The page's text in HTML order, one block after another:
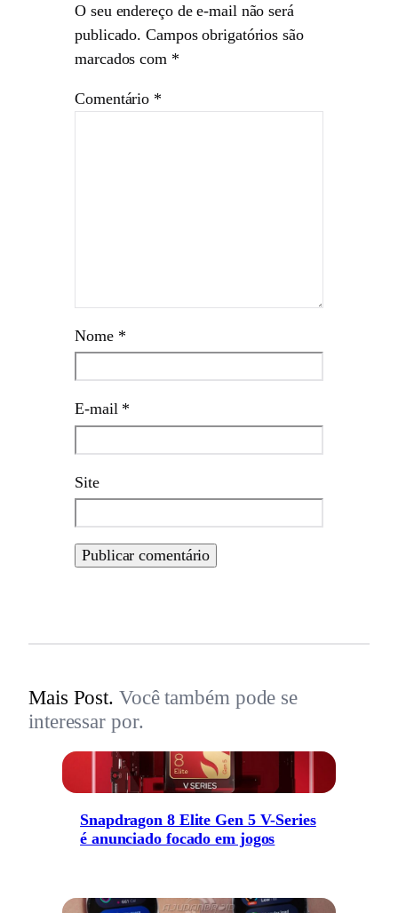
O seu endereço de e-mail não será
publicado. Campos obrigatórios são
marcados com *
Comentário *
Nome *
E-mail *
Site
Mais Post. Você também pode se
interessar por.
Snapdragon 8 Elite Gen 5 V-Series
é anunciado focado em jogos